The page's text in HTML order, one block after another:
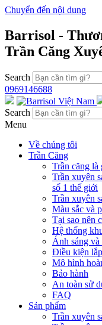
Chuyển đến nội dung
Barrisol -
Trần Căng
Search
0969146688
Search
Menu
Về chúng tôi
Trần Căng
Trần căng là
Trần xuyên
số 1 thế giới
Trần xuyên
Màu sắc và
Tại sao nên
Hệ thống
Ánh sáng và
Điều kiện
Mô hình
Bảo hành
An toàn sử
FAQ
Sản phẩm
Trần xuyên